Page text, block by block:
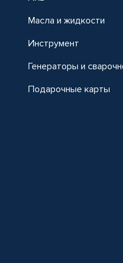
Масла и жидкости
Инструмент
Генераторы и
Подарочные карты